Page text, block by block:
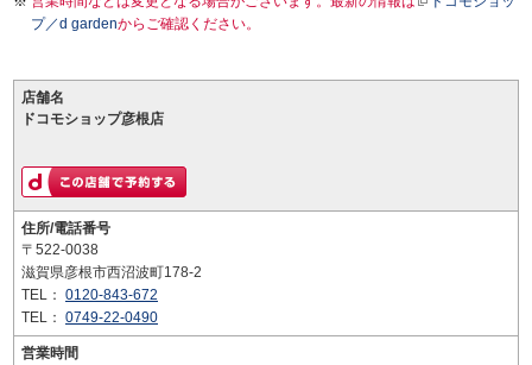
プ／d gardenからご確認ください。
店舗名
ドコモショップ彦根店
住所/電話番号
〒522-0038
滋賀県彦根市西沼波町178-2
TEL： 0120-843-672
TEL： 0749-22-0490
営業時間